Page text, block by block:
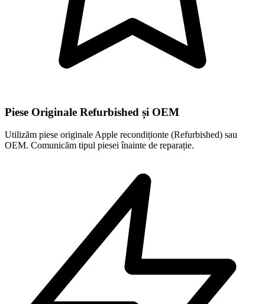
Piese Originale Refurbished și OEM
Utilizăm piese originale Apple recondiționte (Refurbished) sau
OEM. Comunicăm tipul piesei înainte de reparație.